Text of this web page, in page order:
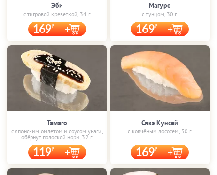
Эби
с тигровой креветкой, 34 г.
169
Магуро
с тунцом, 30 г.
169
Тамаго
с японским омлетом и соусом унаги,
обёрнут полоской нори, 32 г.
119
Сякэ Кунсей
с копчёным лососем, 30 г.
169